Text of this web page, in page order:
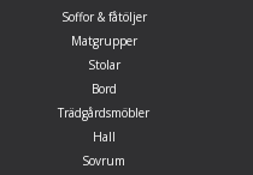
Soffor & fåtöljer
Matgrupper
Stolar
Bord
Trädgårdsmöbler
Hall
Sovrum